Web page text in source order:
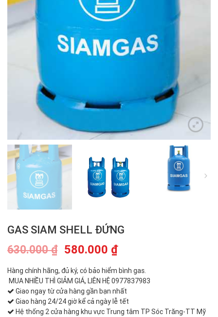
GAS SIAM SHELL ĐỨNG
630.000₫ 580.000 ₫
Hàng chính hãng, đủ ký, có bảo hiểm bình gas.
MUA NHIỀU THÌ GIẢM GIÁ, LIÊN HỆ 0977837983
Giao ngay từ cửa hàng gần bạn nhất
Giao hàng 24/24 giờ kể cả ngày lễ tết
Hệ thống 2 cửa hàng khu vực Trung tâm TP Sóc Trăng-TT Mỹ